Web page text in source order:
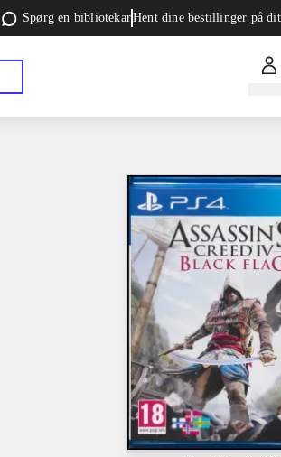
Spørg en bibliotekarHent dine bestillinger på